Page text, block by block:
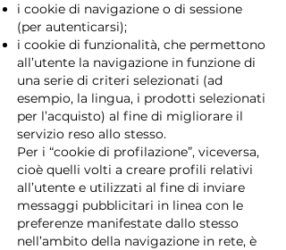
i cookie di navigazione o di sessione
(per autenticarsi);
i cookie di funzionalità, che permettono
all’utente la navigazione in funzione di
una serie di criteri selezionati (ad
esempio, la lingua, i prodotti selezionati
per l’acquisto) al fine di migliorare il
servizio reso allo stesso.
Per i “cookie di profilazione”, viceversa,
cioè quelli volti a creare profili relativi
all’utente e utilizzati al fine di inviare
messaggi pubblicitari in linea con le
preferenze manifestate dallo stesso
nell’ambito della navigazione in rete, è